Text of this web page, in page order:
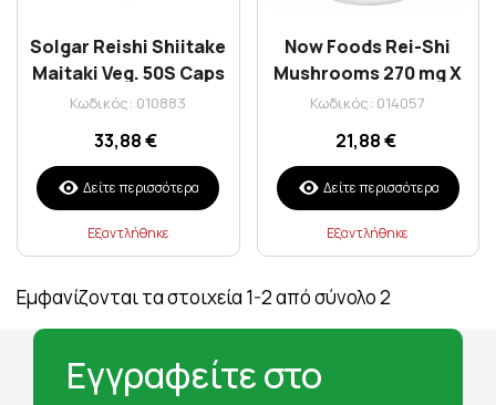
Solgar Reishi Shiitake
Maitaki Veg. 50S Caps
Κωδικός: 010883
33,88 €
Δείτε περισσότερα
Εξαντλήθηκε
Now Foods Rei-Shi
Mushrooms 270 mg X
100 Caps
Κωδικός: 014057
21,88 €
Δείτε περισσότερα
Εξαντλήθηκε
Εμφανίζονται τα στοιχεία 1-2 από σύνολο 2
Εγγραφείτε στο